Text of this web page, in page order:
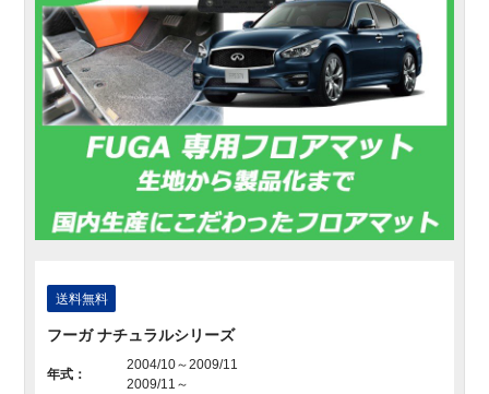
送料無料
フーガ ナチュラルシリーズ
年式：
2004/10～2009/11
2009/11～